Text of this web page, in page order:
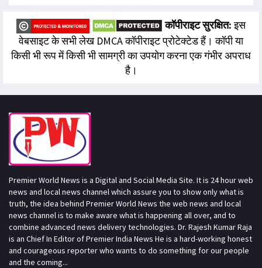
कॉपीराइट सुरक्षित:इस
वेबसाइट के सभी लेख DMCA कॉपीराइट प्रोटेक्टेड हैं। कॉपी या
किसी भी रूप में किसी भी सामग्री का उपयोग करना एक गंभीर अपराध
है।
Premier World News is a Digital and Social Media Site. It is 24 hour web
news and local news channel which assure you to show only what is
truth, the idea behind Premier World News the web news and local
news channel is to make aware what is happening all over, and to
combine advanced news delivery technologies. Dr. Rajesh Kumar Raja
is an Chief In Editor of Premier India News He is a hard-working honest
and courageous reporter who wants to do something for our people
and the coming...